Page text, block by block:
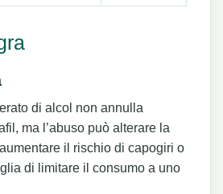
di alcol non annulla
ma l’abuso può alterare la
il rischio di capogiri o
di limitare il consumo a uno